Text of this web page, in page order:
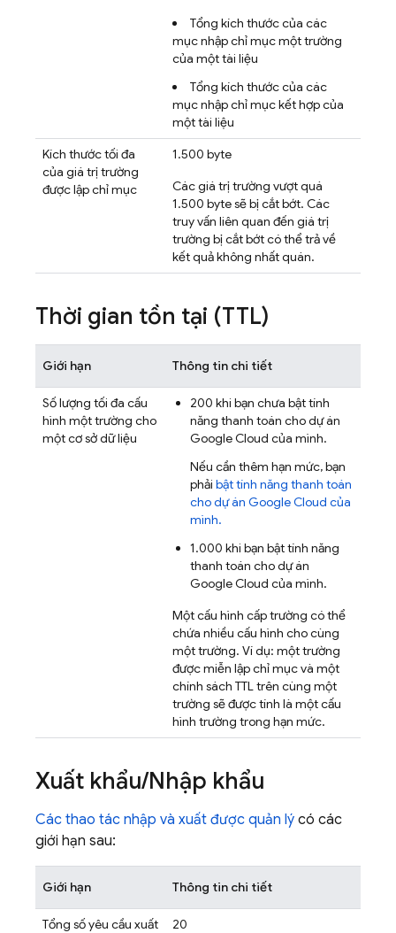
Tổng kích thước của các
mục nhập chỉ mục một trường
của một tài liệu
Tổng kích thước của các
mục nhập chỉ mục kết hợp của
một tài liệu
Kích thước tối đa
của giá trị trường
được lập chỉ mục
1.500 byte
Các giá trị trường vượt quá
1.500 byte sẽ bị cắt bớt. Các
truy vấn liên quan đến giá trị
trường bị cắt bớt có thể trả về
kết quả không nhất quán.
Thời gian tồn tại (TTL)
Giới hạn Thông tin chi tiết
Số lượng tối đa cấu
hình một trường cho
một cơ sở dữ liệu
200 khi bạn chưa bật tính
năng thanh toán cho dự án
Google Cloud của mình.
Nếu cần thêm hạn mức, bạn
phải bật tính năng thanh toán
cho dự án Google Cloud của
mình.
1.000 khi bạn bật tính năng
thanh toán cho dự án
Google Cloud của mình.
Một cấu hình cấp trường có thể
chứa nhiều cấu hình cho cùng
một trường. Ví dụ: một trường
được miễn lập chỉ mục và một
chính sách TTL trên cùng một
trường sẽ được tính là một cấu
hình trường trong hạn mức.
Xuất khẩu/Nhập khẩu
Các thao tác nhập và xuất được quản lý có các
giới hạn sau:
Giới hạn Thông tin chi tiết
Tổng số yêu cầu xuất
20